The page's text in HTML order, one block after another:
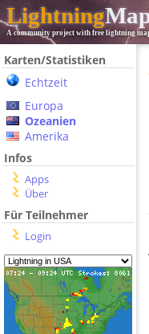
Lightning
A community project with free lightning
Karten/Statistiken
Echtzeit
Europa
Ozeanien
Amerika
Infos
Apps
Über
Für Teilnehmer
Login